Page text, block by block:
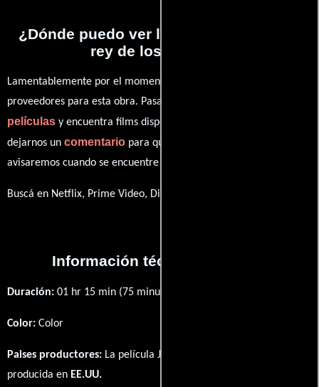
¿Dónde puedo ver la películas José: El
rey de los sueños?
Lamentablemente por el momento no contamos con enlaces a
proveedores para esta obra. Pasa por nuestro catálogo de
películas y encuentra films disponibles. También puedes
dejarnos un comentario para que le demos prioridad y te
avisaremos cuando se encuentre disponible
Buscá en Netflix, Prime Video, Disney+
Información técnica y general
Duración: 01 hr 15 min (75 minutos) .
Color: Color
Paises productores: La película Joseph: King of Dreams fué
producida en EE.UU.